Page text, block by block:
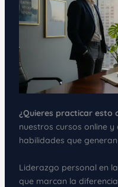
¿Quieres practicar esto
nuestros cursos online
habilidades que
Liderazgo personal en
que marcan la diferencia